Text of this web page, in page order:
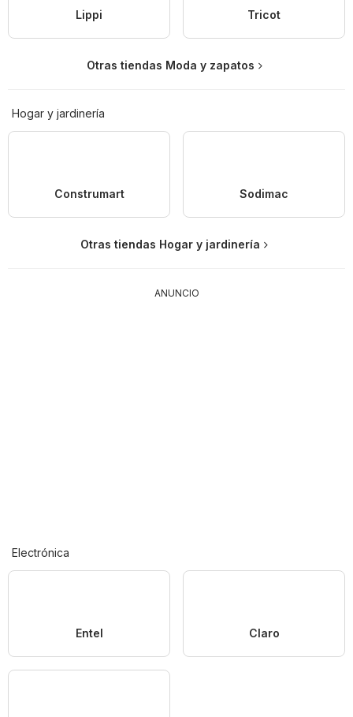
Lippi Tricot
Otras tiendas Moda y zapatos
Hogar y jardinería
Construmart Sodimac
Otras tiendas Hogar y jardinería
ANUNCIO
Electrónica
Entel Claro